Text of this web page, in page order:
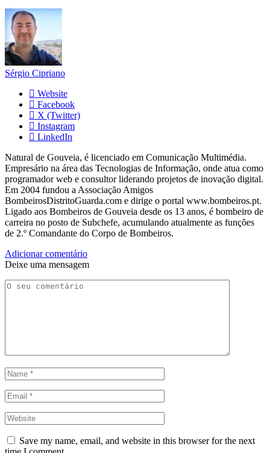
Sérgio Cipriano
Website
Facebook
X (Twitter)
Instagram
LinkedIn
Natural de Gouveia, é licenciado em Comunicação Multimédia.
Empresário na área das Tecnologias de Informação, onde atua como
programador web e consultor liderando projetos de inovação digital.
Em 2004 fundou a Associação Amigos
BombeirosDistritoGuarda.com e dirige o portal www.bombeiros.pt.
Ligado aos Bombeiros de Gouveia desde os 13 anos, é bombeiro de
carreira no posto de Subchefe, acumulando atualmente as funções
de 2.º Comandante do Corpo de Bombeiros.
Adicionar comentário
Deixe uma mensagem
Save my name, email, and website in this browser for the next